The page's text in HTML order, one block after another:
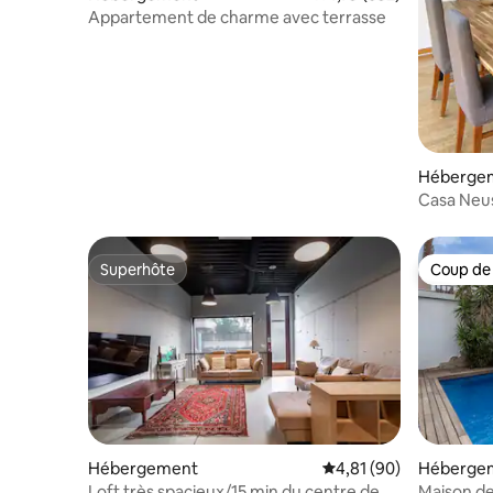
Appartement de charme avec terrasse
Casa
Superhôte
Superhôte
Hébergement Évaluation moyenne
4,81 (90)
Coup
Coup